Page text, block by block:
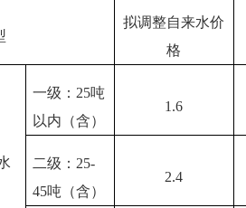
拟调整自来水价
格
一级： 25吨
以内（含）
1.6
二级： 25-
45吨（含）
2.4